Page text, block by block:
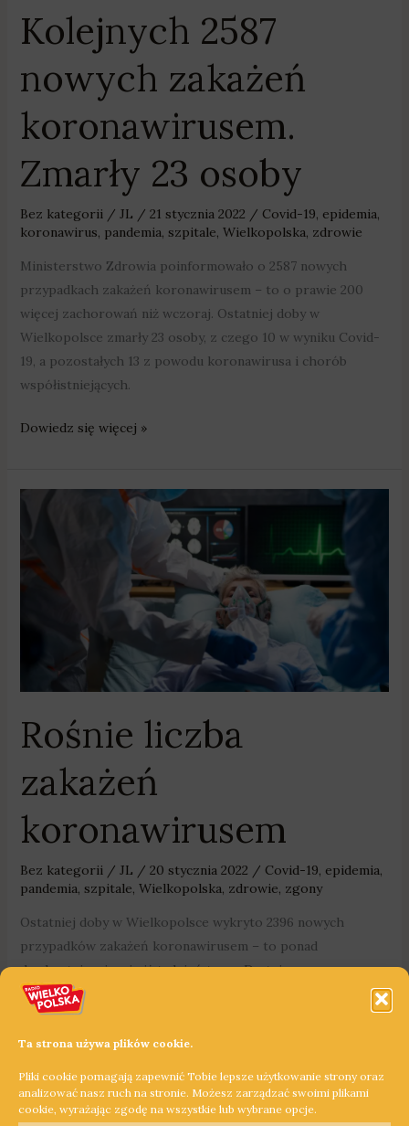
Ta strona używa plików cookie.
Pliki cookie pomagają zapewnić Tobie lepsze użytkowanie strony oraz
analizować nasz ruch na stronie. Możesz zarządzać swoimi plikami
cookie, wyrażając zgodę na wszystkie lub wybrane opcje.
Kolejnych 2587
nowych zakażeń
koronawirusem.
Zmarły 23 osoby
Bez kategorii/ JL / 21 stycznia 2022 / Covid-19, epidemia,
koronawirus, pandemia, szpitale, Wielkopolska, zdrowie
Ministerstwo Zdrowia poinformowało o 2587 nowych
przypadkach zakażeń koronawirusem – to o prawie 200
więcej zachorowań niż wczoraj. Ostatniej doby w
Wielkopolsce zmarły 23 osoby, z czego 10 w wyniku Covid-
19, a pozostałych 13 z powodu koronawirusa i chorób
współistniejących.
Dowiedz się więcej »
Rośnie liczba
zakażeń
koronawirusem
Bez kategorii/ JL / 20 stycznia 2022 / Covid-19, epidemia,
pandemia, szpitale, Wielkopolska, zdrowie, zgony
Ostatniej doby w Wielkopolsce wykryto 2396 nowych
przypadków zakażeń koronawirusem – to ponad
dwukrotnie więcej niż tydzień temu. Do tej pory w
Wielkopolsce stwierdzono ponad 410,5 tys. zakażeń, zmarło
9 286 osób.
koronawirusem